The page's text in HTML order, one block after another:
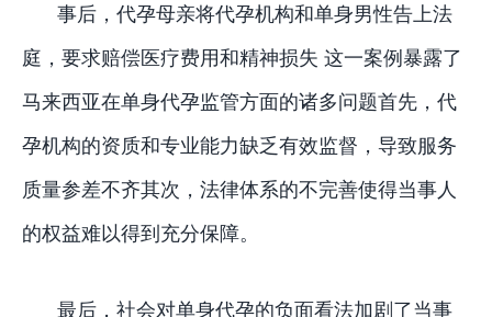
事后，代孕母亲将代孕机构和单身男性告上法
庭，要求赔偿医疗费用和精神损失 这一案例暴露了
马来西亚在单身代孕监管方面的诸多问题首先，代
孕机构的资质和专业能力缺乏有效监督，导致服务
质量参差不齐其次，法律体系的不完善使得当事人
的权益难以得到充分保障。
最后，社会对单身代孕的负面看法加剧了当事